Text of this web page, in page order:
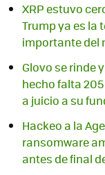
XRP estuvo
Trump ya es la
importante del
Glovo se rinde
hecho falta
a juicio a su
Hackeo a la
ransomware
antes de final